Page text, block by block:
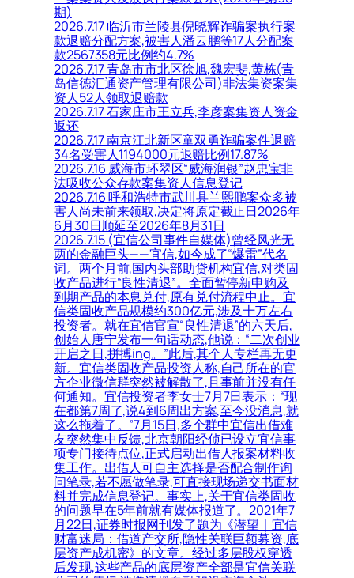
期)
2026.7.17 临沂市兰陵县倪晓辉诈骗案执行案
款退赔分配方案,被害人潘云鹏等17人分配案
款2567358元比例约4.7%
2026.7.17 青岛市市北区徐旭,魏宏斐,黄栋(青
岛信德汇通资产管理有限公司)非法集资案集
资人52人领取退赔款
2026.7.17 石家庄市王立兵,李彦案集资人资金
返还
2026.7.17 南京江北新区童双勇诈骗案件退赔
34名受害人1194000元退赔比例17.87%
2026.7.16 威海市环翠区“威海润银”赵忠宝非
法吸收公众存款案集资人信息登记
2026.7.16 呼和浩特市武川县兰熙鹏案众多被
害人尚未前来领取,决定将原定截止日2026年
6月30日顺延至2026年8月31日
2026.7.15 (宜信公司事件自媒体)曾经风光无
两的金融巨头——宜信,如今成了“爆雷”代名
词。两个月前,国内头部助贷机构宜信,对类固
收产品进行“良性清退”。全面暂停新申购及
到期产品的本息兑付,原有兑付流程中止。宜
信类固收产品规模约300亿元,涉及十万左右
投资者。就在宜信官宣“良性清退”的六天后,
创始人唐宁发布一句话动态,他说：“二次创业
开启之日,拼搏ing。”此后,其个人专栏再无更
新。宜信类固收产品投资人称,自己所在的官
方企业微信群突然被解散了,且事前并没有任
何通知。宜信投资者李女士7月7日表示：“现
在都第7周了,说4到6周出方案,至今没消息,就
这么拖着了。”7月15日,多个群中宜信出借难
友突然集中反馈,北京朝阳经侦已设立宜信事
项专门接待点位,正式启动出借人报案材料收
集工作。出借人可自主选择是否配合制作询
问笔录,若不愿做笔录,可直接现场递交书面材
料并完成信息登记。事实上,关于宜信类固收
的问题早在5年前就有媒体报道了。2021年7
月22日,证券时报网刊发了题为《潜望｜宜信
财富迷局：借道产交所,隐性关联巨额募资,底
层资产成机密》的文章。经过多层股权穿透
后发现,这些产品的底层资产全部是宜信关联